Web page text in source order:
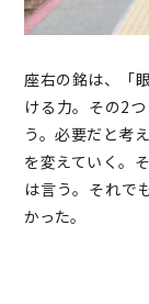
座右の銘は、「
ける力。その2
う。必要だと考
を変えていく。
は言う。それで
かった。